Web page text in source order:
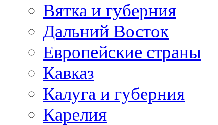
Вятка и губерния
Дальний Восток
Европейские страны
Кавказ
Калуга и губерния
Карелия